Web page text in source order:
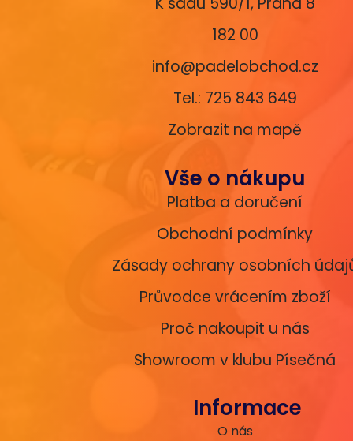
182 00
info@padelobchod.cz
Tel.: 725 843 649
Zobrazit na mapě
Vše o nákupu
Platba a doručení
Obchodní podmínky
Zásady ochrany osobních
Průvodce vrácením zboží
Proč nakoupit u nás
Showroom v klubu Písečná
Informace
O nás